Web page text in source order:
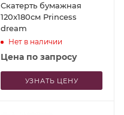
Скатерть бумажная
120x180см Princess
dream
Нет в наличии
Цена по запросу
УЗНАТЬ ЦЕНУ